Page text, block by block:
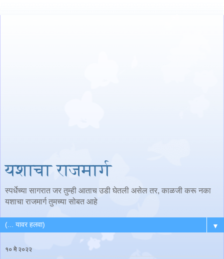
यशाचा राजमार्ग
स्पर्धेच्या सागरात जर तुम्ही आताच उडी घेतली असेल तर, काळजी करू नका
यशाचा राजमार्ग तुमच्या सोबत आहे
▼
१० मे २०२२